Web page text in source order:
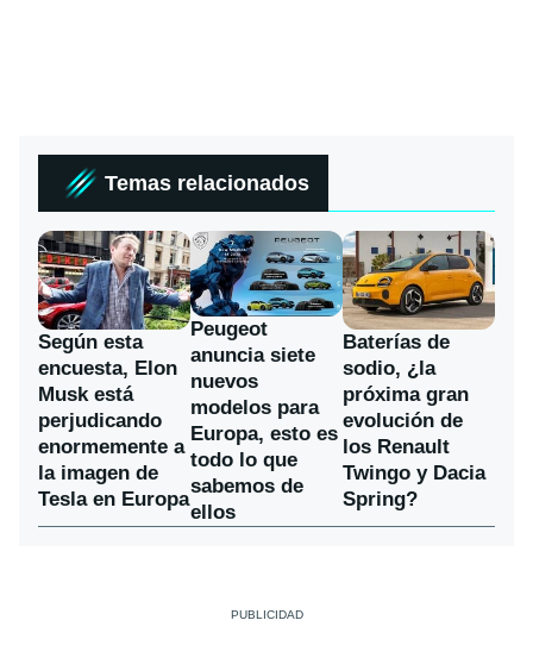
Temas relacionados
Según esta
encuesta, Elon
Musk está
perjudicando
enormemente a
la imagen de
Tesla en Europa
Peugeot
anuncia siete
nuevos
modelos para
Europa, esto es
todo lo que
sabemos de
ellos
Baterías de
sodio, ¿la
próxima gran
evolución de
los Renault
Twingo y Dacia
Spring?